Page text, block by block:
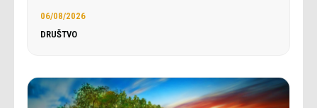
06/08/2026
DRUŠTVO